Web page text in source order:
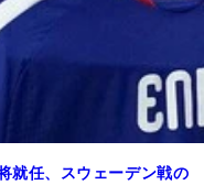
就任、スウェーデン戦の